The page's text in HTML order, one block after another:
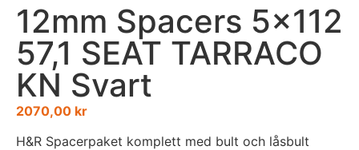
12mm Spacers 5×112
57,1 SEAT TARRACO
KN Svart
2070,00 kr
H&R Spacerpaket komplett med bult och låsbult